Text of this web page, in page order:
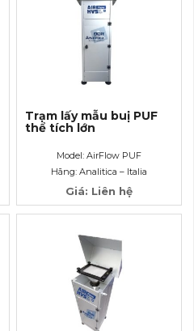
Trạm lấy mẫu buị PUF
thể tích lớn
Model: AirFlow PUF
Hãng: Analitica – Italia
Giá: Liên hệ